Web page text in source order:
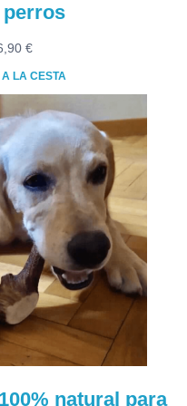
perros
€
LA CESTA
natural para